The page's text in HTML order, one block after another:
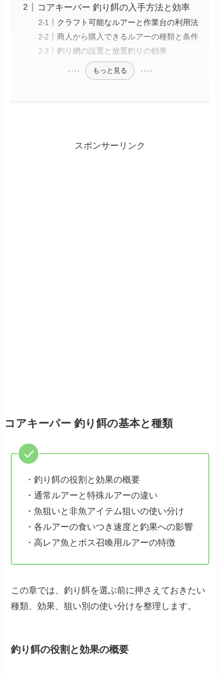
コアキーパー 釣り餌の入手方法と効率
クラフト可能なルアーと作業台の利用法
商人から購入できるルアーの種類と条件
釣り網の設置と放置釣りの効率
もっと見る
スポンサーリンク
コアキーパー 釣り餌の基本と種類
・釣り餌の役割と効果の概要
・通常ルアーと特殊ルアーの違い
・魚狙いと非魚アイテム狙いの使い分け
・各ルアーの食いつき速度と釣果への影響
・高レア魚とボス召喚用ルアーの特徴
この章では、釣り餌を選ぶ前に押さえておきたい
種類、効果、狙い別の使い分けを整理します。
釣り餌の役割と効果の概要